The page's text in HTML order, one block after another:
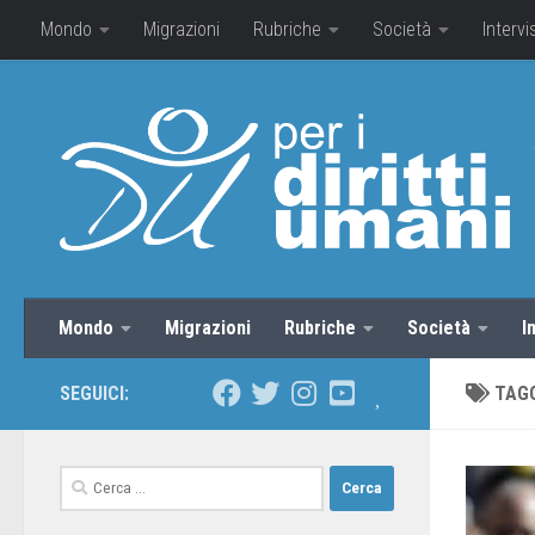
Mondo Migrazioni Rubriche Società
Mondo Migrazioni Rubriche Società
SEGUICI: